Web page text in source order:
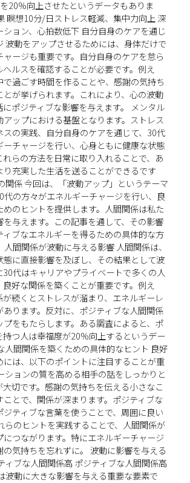
20%向上させたというデータもありま
瞑想10分/日ストレス軽減、集中力向上 深
ョン、心拍数低下 自分自身のケアを通じ
波動をアップさせるためには、身体だけで
ージも重要です。自分自身のケアを怠ら
ルスを確認することが必要です。例え
過ごす時間を作ることや、感謝の気持ち
が挙げられます。これにより、心の波動
ポジティブな影響を与えます。 メンタル
ップにおける基盤となります。ストレス
の実践、自分自身のケアを通じて、30代
チャージを行い、心身ともに健康な状態
らの方法を日常に取り入れることで、あ
充実した生活を送ることができるです
関係 今回は、「波動アップ」というテーマ
代の方々がエネルギーチャージを行い、良
のヒントを提供します。人間関係は私た
与えます。この記事を通して、その影響
ィブなエネルギーを得るための具体的な方
間関係が波動に与える影響 人間関係は、
に直接影響を及ぼし、その結果として波
代はキャリアやプライベートで多くの人
好な関係を築くことが重要です。例え
続くとストレスが溜まり、エネルギーレ
ります。反対に、ポジティブな人間関係
をもたらします。ある調査によると、ポ
持つ人は幸福度が20%向上するというデー
人間関係を築くための具体的なヒント 良好
は、以下のポイントに注目することが重
ションの質を高める相手の話をしっかりと
切です。感謝の気持ちを伝える小さなこ
ことで、関係が深まります。ポジティブな
ティブな言葉を使うことで、周囲に良い
らのヒントを実践することで、人間関係が
つながります。特にエネルギーチャージ
気持ちを忘れずに。 波動に影響を与える
ィブな人間関係高 ポジティブな人間関係高
波動に大きな影響を与える重要な要素で